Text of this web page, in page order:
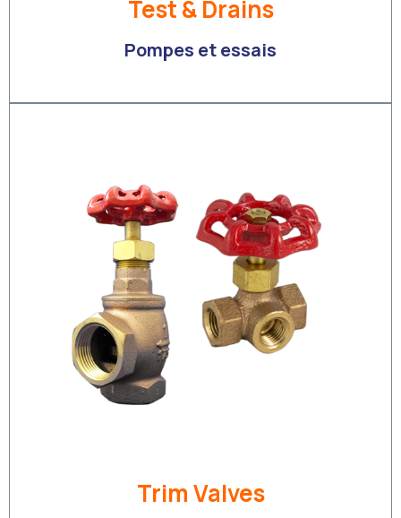
Test & Drains
Pompes et essais
Trim Valves